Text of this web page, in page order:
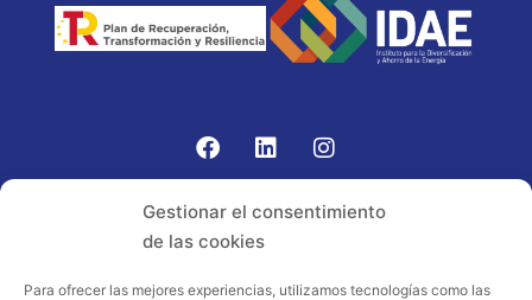
Gestionar el consentimiento
de las cookies
Para ofrecer las mejores experiencias, utilizamos tecnologías como las